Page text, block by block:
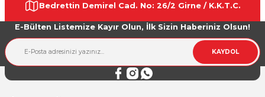
Bedrettin Demirel Cad. No: 26/2 Girne / K.K.T.C.
E-Bülten Listemize Kayır Olun, İlk Sizin Haberiniz Olsun!
KAYDOL